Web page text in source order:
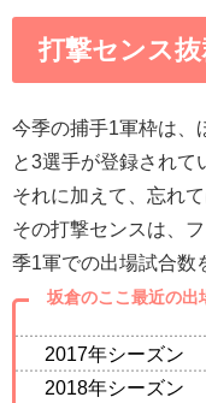
打撃センス
今季の捕手1軍枠は、
と3選手が登録されて
それに加えて、忘れ
その打撃センスは、
季1軍での出場試合数
坂倉のここ最近の出
2017年シーズ
2018年シーズ